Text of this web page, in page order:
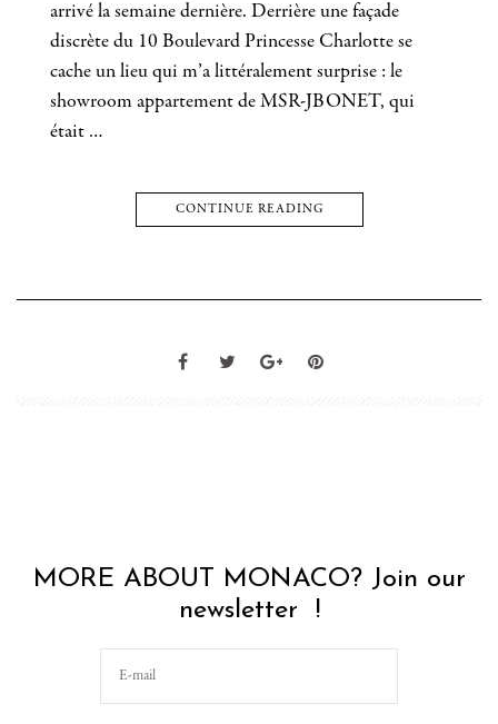
arrivé la semaine dernière. Derrière une façade
discrète du 10 Boulevard Princesse Charlotte se
cache un lieu qui m’a littéralement surprise : le
showroom appartement de MSR-JBONET, qui
était …
CONTINUE READING
MORE ABOUT MONACO? Join our
newsletter !